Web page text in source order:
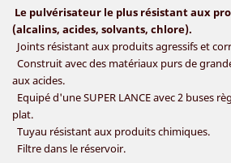
Le pulvérisateur le plus résistant aux
(alcalins, acides, solvants, chlore).
Joints résistant aux produits agressifs et
Construit avec des matériaux purs de
aux acides.
Equipé d'une SUPER LANCE avec 2 buses
plat.
Tuyau résistant aux produits chimiques.
Filtre dans le réservoir.